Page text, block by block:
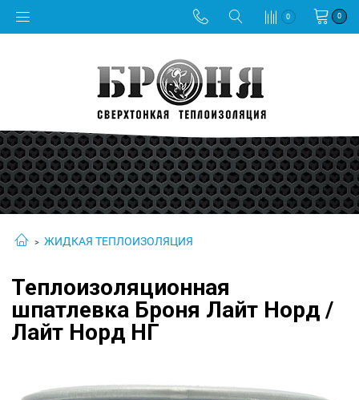
0 0
ЖИДКАЯ ТЕПЛОИЗОЛЯЦИЯ
Теплоизоляционная
шпатлевка Броня Лайт Норд /
Лайт Норд НГ